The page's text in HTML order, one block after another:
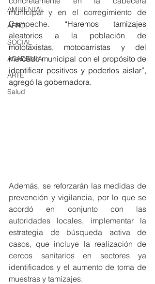
AMBIENTAL
AFRO
SOCIAL
ACADEMIA
ARTE
Salud
municipal y en el corregimiento de
Campeche. “Haremos tamizajes
aleatorios a la población de
mototaxistas, motocarristas y del
mercado municipal con el propósito de
identificar positivos y poderlos aislar”,
agregó la gobernadora.
Además, se reforzarán las medidas de
prevención y vigilancia, por lo que se
acordó en conjunto con las
autoridades locales, implementar la
estrategia de búsqueda activa de
casos, que incluye la realización de
cercos sanitarios en sectores ya
identificados y el aumento de toma de
muestras y tamizajes.